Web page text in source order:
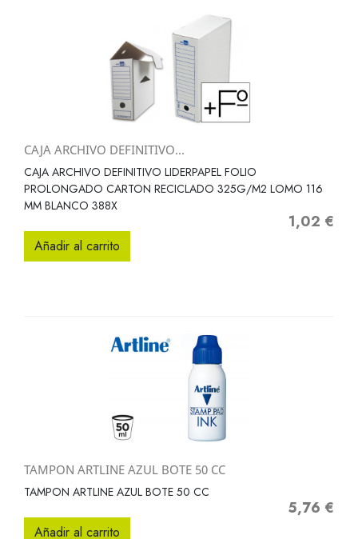
CAJA ARCHIVO DEFINITIVO...
CAJA ARCHIVO DEFINITIVO LIDERPAPEL FOLIO
PROLONGADO CARTON RECICLADO 325G/M2 LOMO 116
MM BLANCO 388X
Precio
1,02 €
Añadir al carrito
TAMPON ARTLINE AZUL BOTE 50 CC
TAMPON ARTLINE AZUL BOTE 50 CC
Precio
5,76 €
Añadir al carrito